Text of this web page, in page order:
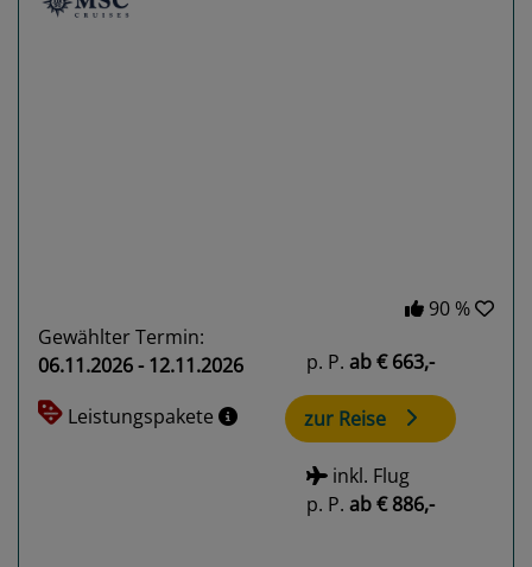
90 %
Gewählter Termin:
06.11.2026 - 12.11.2026
Leistungspakete
p. P. ab€ 663,-
zur Reise
inkl. Flug
p. P. ab€ 886,-